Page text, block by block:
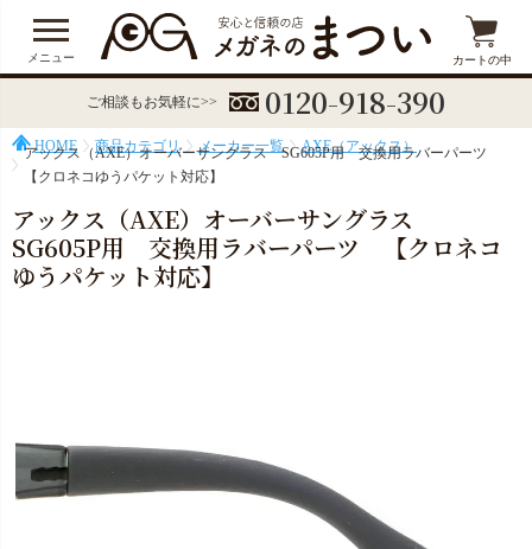
メニュー カートの中
ご相談もお気軽に>> 0120-918-390
HOME 商品カテゴリ メーカー一覧 AXE（アックス）
アックス（AXE）オーバーサングラス SG605P用 交換用ラバーパーツ
【クロネコゆうパケット対応】
アックス（AXE）オーバーサングラス
SG605P用 交換用ラバーパーツ 【クロネコ
ゆうパケット対応】